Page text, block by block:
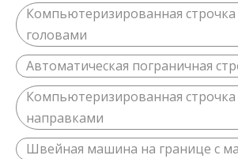
Компьютеризированная строчка
головами
Автоматическая пограничная
Компьютеризированная
направками
Швейная машина на границе с